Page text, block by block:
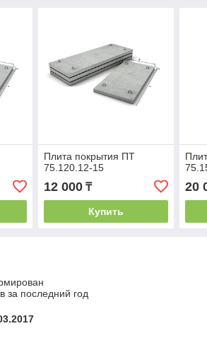
Плита покрытия ПТ
75.120.12-15
12 000₸
Купить
20
за последний год